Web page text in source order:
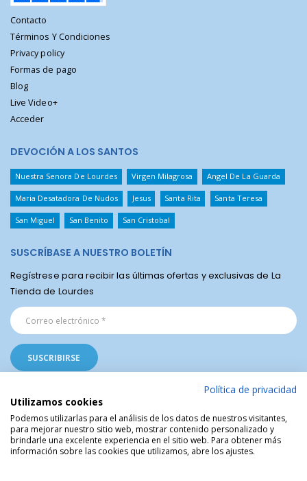
Contacto
Términos Y Condiciones
Privacy policy
Formas de pago
Blog
Live Video+
Acceder
DEVOCIÓN A LOS SANTOS
Nuestra Senora De Lourdes Virgen Milagrosa Angel De La Guarda
Maria Desatadora De Nudos Jesus Santa Rita Santa Teresa
San Miguel San Benito San Cristobal
SUSCRÍBASE A NUESTRO BOLETÍN
Regístrese para recibir las últimas ofertas y exclusivas de La
Tienda de Lourdes
La Tienda Religiosa de Lourdes © | Venta de artículos religiosos del Santuario
de Lourdes en Francia | Arte Sacro | Objetos sagrados
Política de privacidad
Utilizamos cookies
Podemos utilizarlas para el análisis de los datos de nuestros visitantes,
para mejorar nuestro sitio web, mostrar contenido personalizado y
brindarle una excelente experiencia en el sitio web. Para obtener más
información sobre las cookies que utilizamos, abre los ajustes.